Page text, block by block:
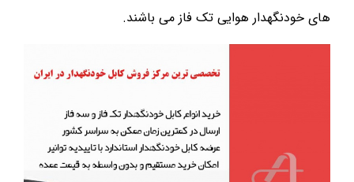
های خودنگهدار هوایی تک فاز می باشند.